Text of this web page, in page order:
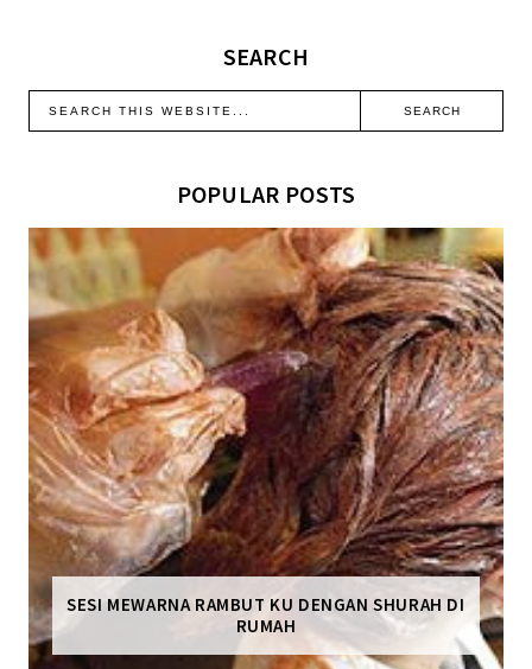
SEARCH
POPULAR POSTS
SESI MEWARNA RAMBUT KU DENGAN SHURAH DI
RUMAH